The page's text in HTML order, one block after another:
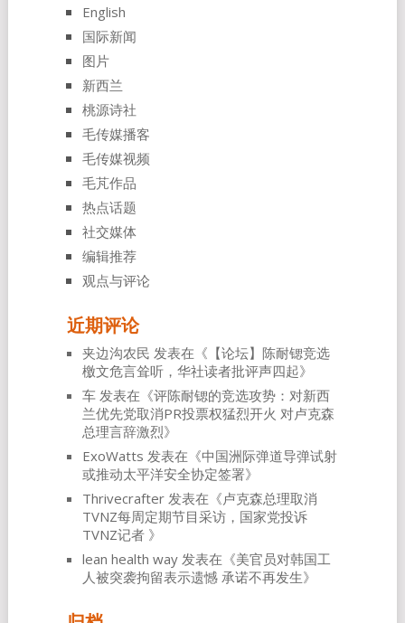
English
国际新闻
图片
新西兰
桃源诗社
毛传媒播客
毛传媒视频
毛芃作品
热点话题
社交媒体
编辑推荐
观点与评论
近期评论
夹边沟农民 发表在《 【论坛】陈耐锶竞选
檄文危言耸听，华社读者批评声四起》
车发表在《评陈耐锶的竞选攻势：对新西
兰优先党取消PR投票权猛烈开火 对卢克森
总理言辞激烈》
ExoWatts 发表在《中国洲际弹道导弹试射
或推动太平洋安全协定签署》
Thrivecrafter发表在《卢克森总理取消
TVNZ每周定期节目采访，国家党投诉
TVNZ记者 》
lean health way发表在《美官员对韩国工
人被突袭拘留表示遗憾 承诺不再发生》